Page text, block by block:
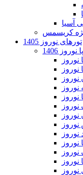
آسیا
کریسمس
تورهای نوروز 1405
1406
نوروز
نوروز
نوروز
نوروز
نوروز
نوروز
نوروز
نوروز